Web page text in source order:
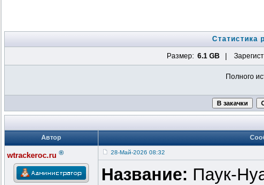
Статистика
Размер: 6.1 GB |
Полного
Автор
wtrackeroc.ru ® 28-Май-2026 08:32
Название: Паук-